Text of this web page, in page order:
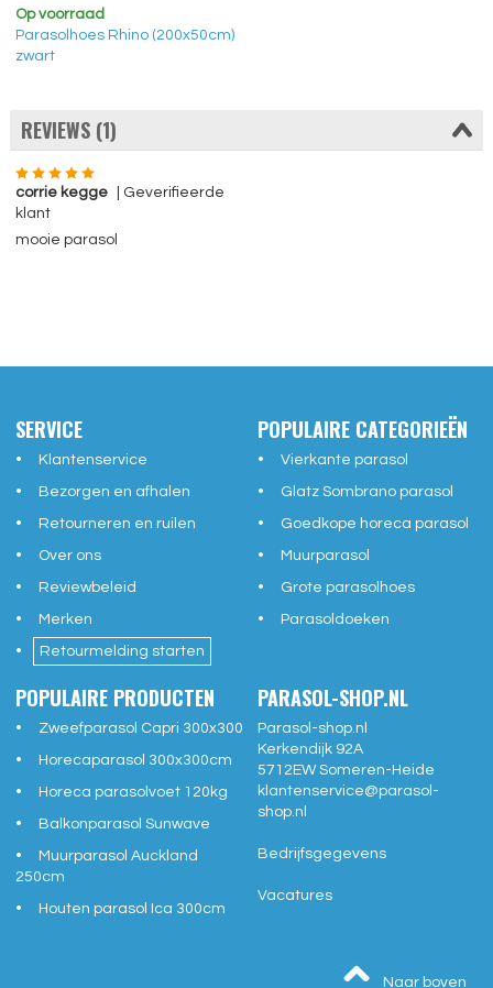
Op voorraad
Parasolhoes Rhino (200x50cm)
zwart
REVIEWS (1)
corrie kegge
| Geverifieerde
klant
mooie parasol
SERVICE
Klantenservice
Bezorgen en afhalen
Retourneren en ruilen
Over ons
Reviewbeleid
Merken
Retourmelding starten
POPULAIRE CATEGORIEËN
Vierkante parasol
Glatz Sombrano parasol
Goedkope horeca parasol
Muurparasol
Grote parasolhoes
Parasoldoeken
POPULAIRE PRODUCTEN
Zweefparasol Capri 300x300
Horecaparasol 300x300cm
Horeca parasolvoet 120kg
Balkonparasol Sunwave
Muurparasol Auckland
250cm
Houten parasol Ica 300cm
PARASOL-SHOP.NL
Parasol-shop.nl
Kerkendijk 92A
5712EW Someren-Heide
klantenservice@parasol-
shop.nl
Bedrijfsgegevens
Vacatures
Naar boven